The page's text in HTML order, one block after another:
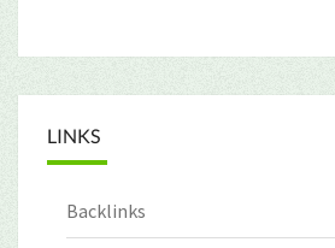
LINKS
Backlinks